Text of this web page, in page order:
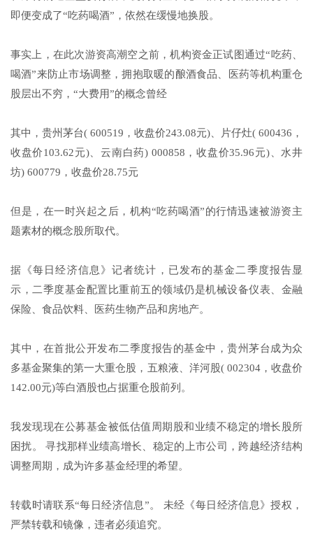
即便变成了“吃药喝酒”，依然在缓慢地换股。
事实上，在此次游资高潮空之前，机构资金正试图通过“吃药、
喝酒”来防止市场调整，拥抱取暖的酿酒食品、医药等机构重仓
股层出不穷，“大费用”的概念曾经
其中，贵州茅台( 600519，收盘价243.08元)、片仔灶( 600436，
收盘价103.62元)、云南白药) 000858，收盘价35.96元)、水井
坊) 600779，收盘价28.75元
但是，在一时兴起之后，机构“吃药喝酒”的行情迅速被游资主
题素材的概念股所取代。
据《每日经济信息》记者统计，已发布的基金二季度报告显
示，二季度基金配置比重前五的领域仍是机械设备仪表、金融
保险、食品饮料、医药生物产品和房地产。
其中，在首批公开发布二季度报告的基金中，贵州茅台成为众
多基金聚集的第一大重仓股，五粮液、洋河股( 002304，收盘价
142.00元)等白酒股也占据重仓股前列。
我发现现在公募基金被低估值周期股和业绩不稳定的增长股所
困扰。 寻找那样业绩高增长、稳定的上市公司，跨越经济结构
调整周期，成为许多基金经理的希望。
转载时请联系“每日经济信息”。 未经《每日经济信息》授权，
严禁转载和镜像，违者必须追究。